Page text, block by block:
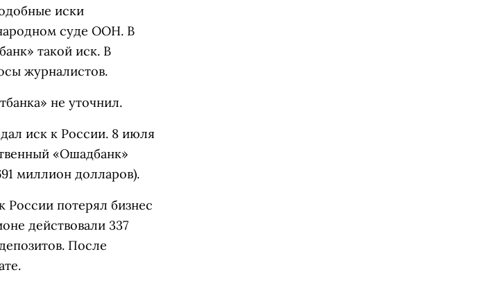
иски
суде ООН. В
такой иск. В
журналистов.
не уточнил.
иск к России. 8 июля
«Ошадбанк»
миллион долларов).
России потерял бизнес
действовали 337
После